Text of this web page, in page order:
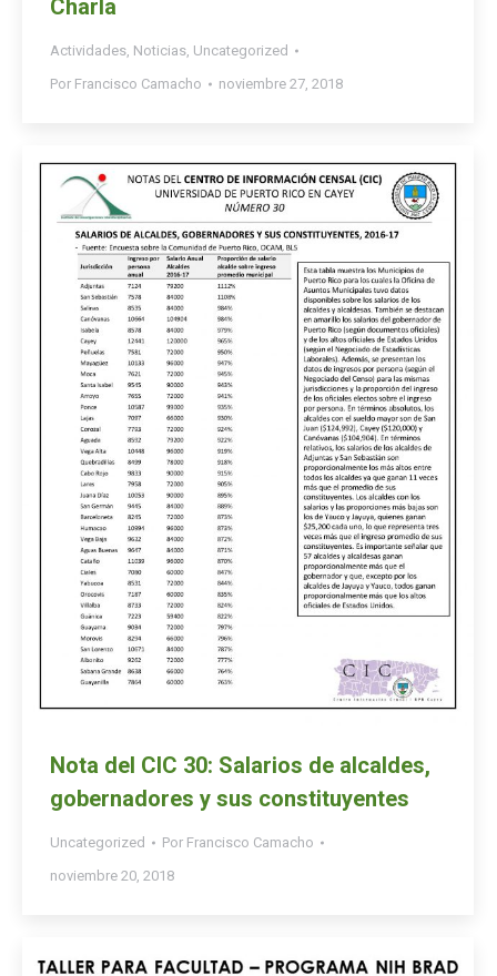
Charla
Actividades, Noticias, Uncategorized
Por Francisco Camacho noviembre 27, 2018
Nota del CIC 30: Salarios de alcaldes,
gobernadores y sus constituyentes
Uncategorized Por Francisco Camacho
noviembre 20, 2018